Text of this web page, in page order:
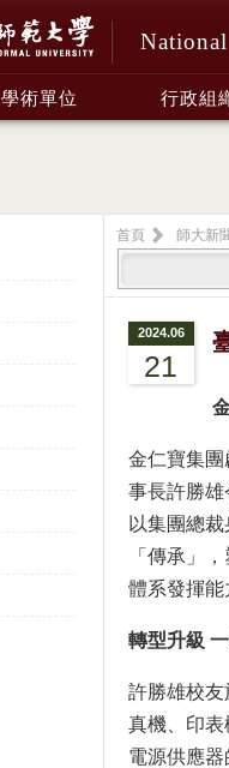
學術單位 行政組
首頁 師大新
2024.06
21
金仁寶集
事長許勝
以集團總
「傳承」
體系發揮能
轉型升級
許勝雄校
真機、印
電源供應